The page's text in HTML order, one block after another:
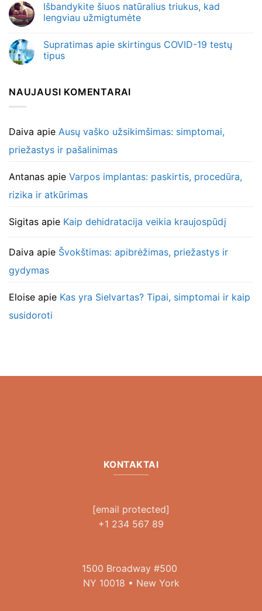
Išbandykite šiuos natūralius triukus, kad
lengviau užmigtumėte
Supratimas apie skirtingus COVID-19 testų
tipus
NAUJAUSI KOMENTARAI
Daiva apie Ausų vaško užsikimšimas: simptomai,
priežastys ir pašalinimas
Antanas apie Varpos implantas: paskirtis, procedūra,
rizika ir atkūrimas
Sigitas apie Kaip dehidratacija veikia kraujospūdį
Daiva apie Švokštimas: apibrėžimas, priežastys ir
gydymas
Eloise apie Kas yra Sielvartas? Tipai, simptomai ir kaip
susidoroti
KONTAKTAI
[email protected]
+1 234 567 89
1500 Broadway #500
NY 10018 • New York